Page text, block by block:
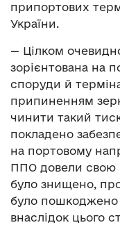
припортових
України.
— Цілком
зорієнтована на
споруди й
припиненням
чинити такий
покладено
на портовому
ППО довели свою
було знищено,
було пошкоджено
внаслідок цього